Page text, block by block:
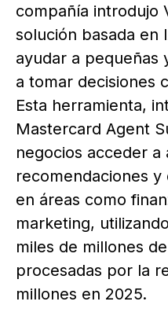
compañía introdujo
solución basada en
ayudar a pequeñas
a tomar decisiones
Esta herramienta,
Mastercard Agent
negocios acceder a
recomendaciones
en áreas como
marketing,
miles de millones
procesadas por la
millones en 2025.